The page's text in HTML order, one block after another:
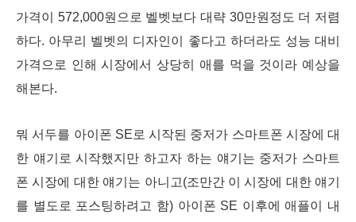
가격이 572,000원으로 벨벳보다 대략 30만원정도 더 저렴
하다. 아무리 벨벳의 디자인이 좋다고 하더라도 성능 대비
가격으로 인해 시장에서 상당히 애를 먹을 것이라 예상을
해본다.
뭐 서두를 아이폰 SE로 시작된 중저가 스마트폰 시장에 대
한 얘기로 시작했지만 하고자 하는 얘기는 중저가 스마트
폰 시장에 대한 얘기는 아니고(조만간 이 시장에 대한 얘기
를 별도로 포스팅하려고 함) 아이폰 SE 이후에 애플이 내